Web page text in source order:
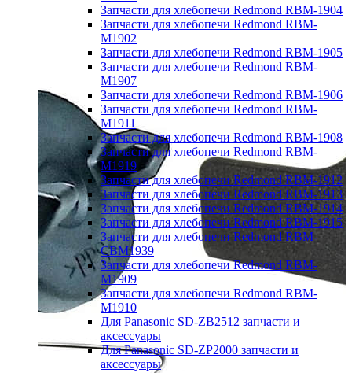
Запчасти для хлебопечи Redmond RBM-1904
Запчасти для хлебопечи Redmond RBM-
M1902
Запчасти для хлебопечи Redmond RBM-1905
Запчасти для хлебопечи Redmond RBM-
M1907
Запчасти для хлебопечи Redmond RBM-1906
Запчасти для хлебопечи Redmond RBM-
M1911
Запчасти для хлебопечи Redmond RBM-1908
Запчасти для хлебопечи Redmond RBM-
M1919
Запчасти для хлебопечи Redmond RBM-1912
Запчасти для хлебопечи Redmond RBM-1913
Запчасти для хлебопечи Redmond RBM-1914
Запчасти для хлебопечи Redmond RBM-1915
Запчасти для хлебопечи Redmond RBM-
CBM1939
Запчасти для хлебопечи Redmond RBM-
M1909
Запчасти для хлебопечи Redmond RBM-
M1910
Для Panasonic SD-ZB2512 запчасти и
аксессуары
Для Panasonic SD-ZP2000 запчасти и
аксессуары